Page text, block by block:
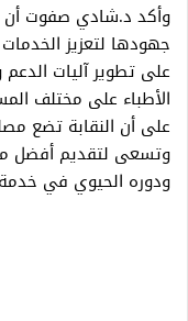
وأكد د.شادي صفوت أن
جهودها لتعزيز
على تطوير آليات الدعم
الأطباء على مختلف
على أن النقابة تضع
وتسعى لتقديم أفضل
ودوره الحيوي في